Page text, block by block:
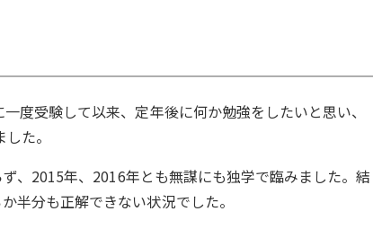
度受験して以来、定年後に何か勉強をしたいと思い、
た。
、2015年、2016年とも無謀にも独学で臨みました。結
半分も正解できない状況でした。